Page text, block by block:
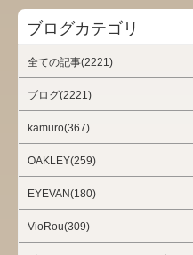
ブログカテゴリ
全ての記事(2221)
ブログ(2221)
kamuro(367)
OAKLEY(259)
EYEVAN(180)
VioRou(309)